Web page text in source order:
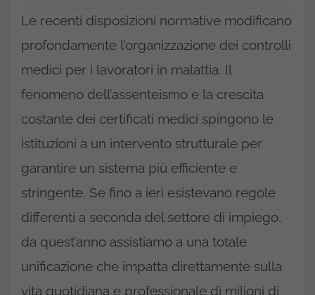
Le recenti disposizioni normative modificano
profondamente l’organizzazione dei controlli
medici per i lavoratori in malattia. Il
fenomeno dell’assenteismo e la crescita
costante dei certificati medici spingono le
istituzioni a un intervento strutturale per
garantire un sistema più efficiente e
stringente. Se fino a ieri esistevano regole
differenti a seconda del settore di impiego,
da quest’anno assistiamo a una totale
unificazione che impatta direttamente sulla
vita quotidiana e professionale di milioni di